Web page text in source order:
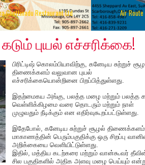
Chettinadu Restaurant Ltd Air
புயல் எச்சரிக்கை!
பிரிட்டிஷ் கொலம்பியாவிற்கு, கனேடிய சுற்றுச்
திணைக்களம் வலுவான புயல்
எச்சரிக்கையொன்றினை பிறப்பித்துள்ளது.
இதற்மைகய அங்கு, பலத்த மழை மற்றும் பலத்த
வெள்ளிக்கிழமை வரை தொடரும் மற்றும் நாள்
முழுவதும் நீடிக்கும் என எதிர்வுகூறப்பட்டுள்ளது.
இதேபோல், கனேடிய சுற்றுச் சூழல்
மாகாணத்தின் பெரும்பகுதிக்கு ஒரு சிறப்பு
அறிக்கையை வெளியிட்டுள்ளது.
இதில், மத்திய கடற்கரை மற்றும் வான்கூவர்
சில பகுதிகளில் அதிக அளவு மழை பெய்யும்